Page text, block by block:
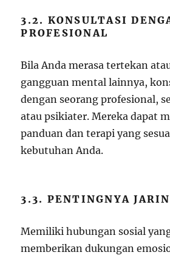
3.2. KONSULTASI
PROFESIONAL
Bila Anda merasa tertekan
gangguan mental lainnya,
dengan seorang profesional,
atau psikiater. Mereka dapat
panduan dan terapi yang
kebutuhan Anda.
3.3. PENTINGNYA
Memiliki hubungan sosial
memberikan dukungan